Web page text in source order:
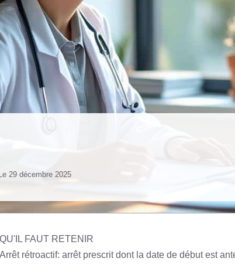
29 décembre 2025
FAUT RETENIR
Arrêt rétroactif: arrêt prescrit dont la date de début est